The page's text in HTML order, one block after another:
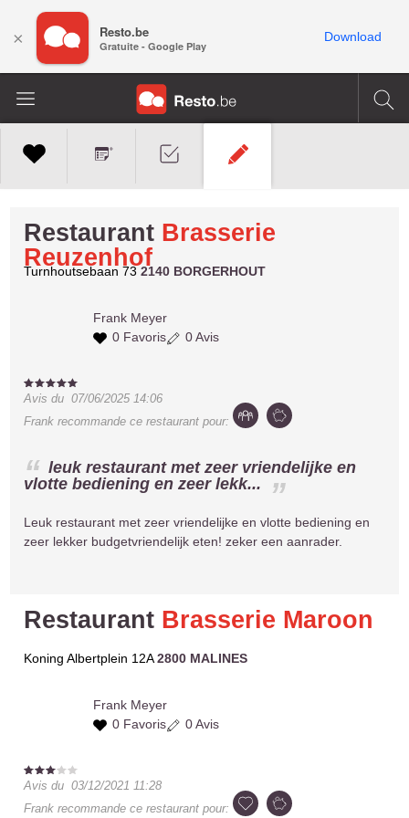
Restaurant Brasserie
Reuzenhof
Turnhoutsebaan 732140 BORGERHOUT
Frank Meyer
0 Favoris
0 Avis
Avis du07/06/2025 14:06
Frank recommande ce restaurant pour:
leuk restaurant met zeer vriendelijke en
vlotte bediening en zeer lekk...
Leuk restaurant met zeer vriendelijke en vlotte bediening en
zeer lekker budgetvriendelijk eten! zeker een aanrader.
Restaurant Brasserie Maroon
Koning Albertplein 12A 2800 MALINES
Frank Meyer
0 Favoris
0 Avis
Avis du03/12/2021 11:28
Frank recommande ce restaurant pour:
× Resto.be
Gratuite - Google Play
Download